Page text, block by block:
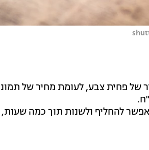
של פחית צבע, לעומת מחיר של
להחליף ולשנות תוך כמה